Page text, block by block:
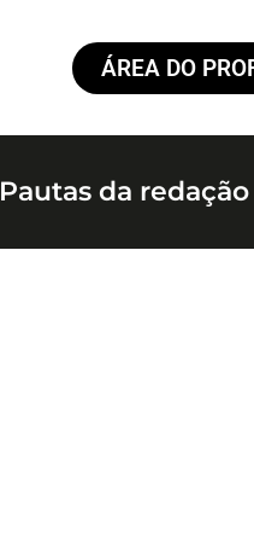
ÁREA DO
Pautas da redação